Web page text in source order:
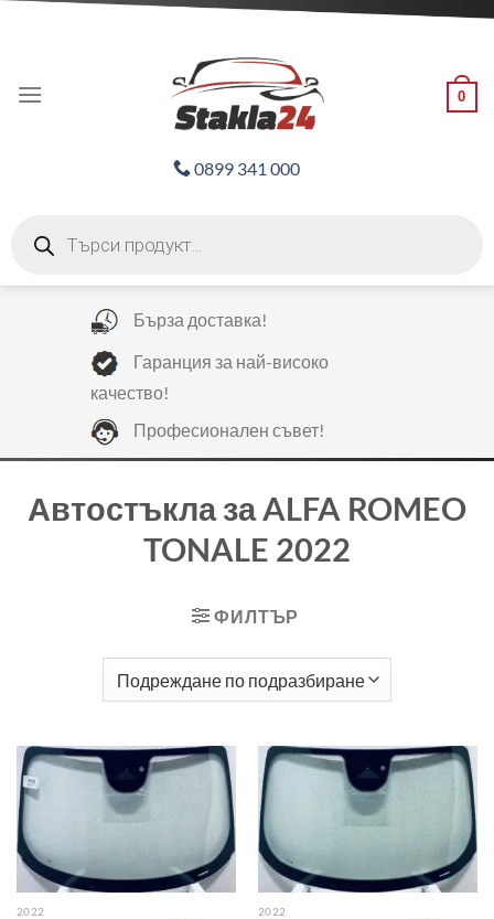
0
0899 341 000
search
Бърза доставка!
Гаранция за най-високо
качество!
Професионален съвет!
Автостъкла за ALFA ROMEO
TONALE 2022
ФИЛТЪР
2022 2022